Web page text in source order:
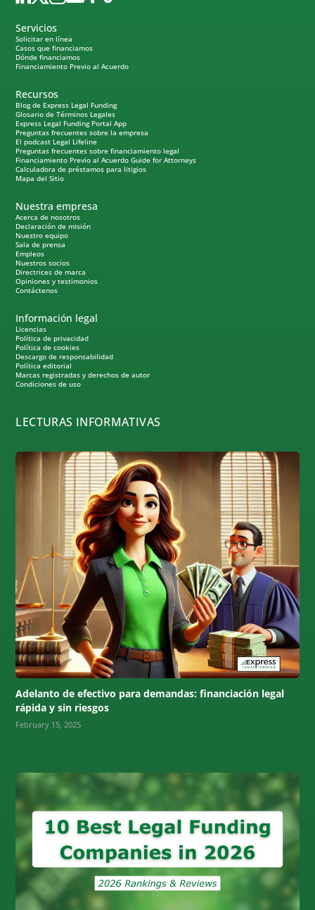
Servicios
Solicitar en línea
Casos que financiamos
Dónde financiamos
Financiamiento Previo al Acuerdo
Recursos
Blog de Express Legal Funding
Glosario de Términos Legales
Express Legal Funding Portal App
Preguntas frecuentes sobre la empresa
El podcast Legal Lifeline
Preguntas frecuentes sobre financiamiento legal
Financiamiento Previo al Acuerdo Guide for Attorneys
Calculadora de préstamos para litigios
Mapa del Sitio
Nuestra empresa
Acerca de nosotros
Declaración de misión
Nuestro equipo
Sala de prensa
Empleos
Nuestros socios
Directrices de marca
Opiniones y testimonios
Contáctenos
Información legal
Licencias
Política de privacidad
Política de cookies
Descargo de responsabilidad
Política editorial
Marcas registradas y derechos de autor
Condiciones de uso
LECTURAS INFORMATIVAS
Adelanto de efectivo para demandas: financiación legal
rápida y sin riesgos
February 15, 2025